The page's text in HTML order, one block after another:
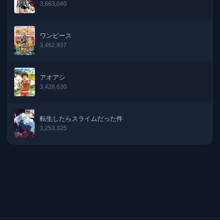
3,663,040
ワンピース
3,462,937
アオアシ
3,428,630
転生したらスライムだった件
3,253,325